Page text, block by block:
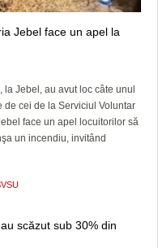
Jebel face un apel la
Jebel, au avut loc câte unul
cei de la Serviciul Voluntar
face un apel locuitorilor să
un incendiu, invitând
scăzut sub 30% din